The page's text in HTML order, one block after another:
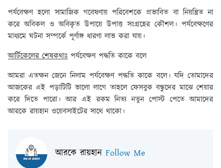
পর্যবেক্ষণ হলো সামাজিক গবেষণায় পরিবেশকে প্রভাবিত বা নিয়ন্ত্রিত না
করে অবিকল ও অবিকৃত উপায়ে উপাত্ত সংগ্রহের কৌশল। পর্যবেক্ষণের
মাধ্যমে ঘটনা সম্পর্কে পূর্ণাঙ্গ ধারণা লাভ করা যায়।
আর্টিকেলের শেষকথাঃ পর্যবেক্ষণ পদ্ধতি কাকে বলে
আমরা এতক্ষন জেনে নিলাম পর্যবেক্ষণ পদ্ধতি কাকে বলে। যদি তোমাদের
আজকের এই পড়াটিটি ভালো লাগে তাহলে ফেসবুক বন্ধুদের মাঝে শেয়ার
করে দিতে পারো। আর এই রকম নিত্য নতুন পোস্ট পেতে আমাদের
আরকে রায়হান ওয়েবসাইটের সাথে থাকো।
আরকে রায়হান Follow Me